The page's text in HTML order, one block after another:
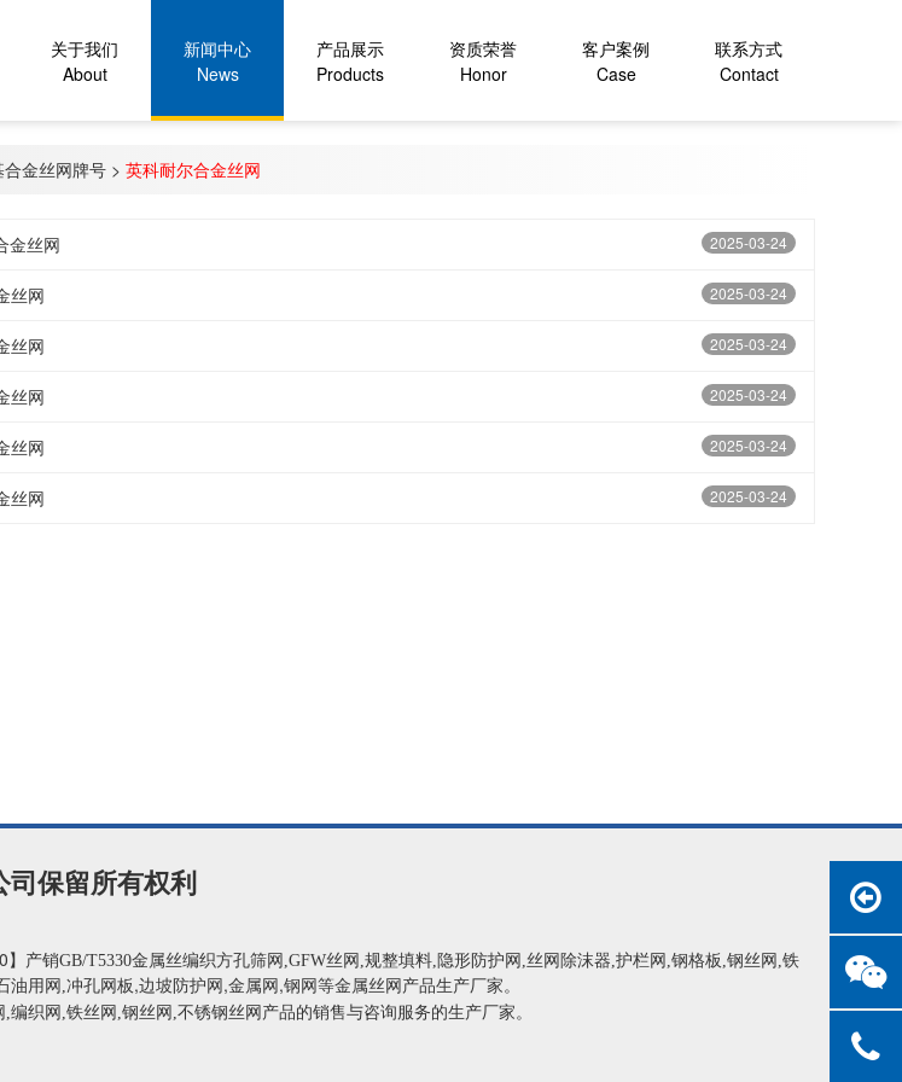
联系方式
Contact
客户案例
Case
资质荣誉
Honor
产品展示
Products
新闻中心
News
关于我们
About
合金丝网牌号 > 英科耐尔合金丝网
2025-03-24
金丝网‌
2025-03-24
丝网‌
2025-03-24
丝网‌
2025-03-24
丝网‌
2025-03-24
丝网‌
2025-03-24
丝网‌
保留所有权利
】 产销GB/T5330金属丝编织方孔筛网,GFW丝网,规整填料,隐形防护网,丝网除沫器,护栏网,钢格板,钢丝网,铁
油用网,冲孔网板 ,边坡防护网,金属网,钢网等金属丝网产品生产厂家。
织网,铁丝网,钢丝网,不锈钢丝网产品的销售与咨询服务的生产厂家。